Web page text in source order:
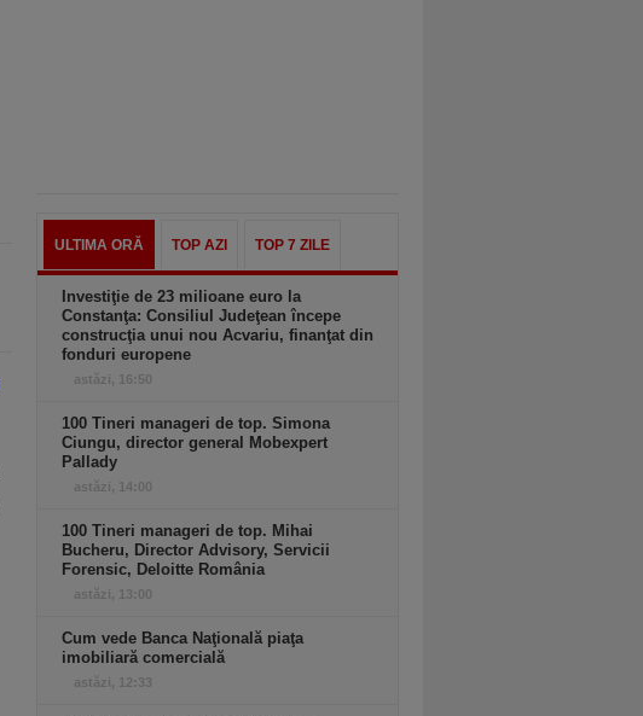
ULTIMA ORĂ TOP AZI TOP 7 ZILE
Investiţie de 23 milioane euro la
Constanţa: Consiliul Judeţean începe
construcţia unui nou Acvariu, finanţat din
fonduri europene
astăzi, 16:50
100 Tineri manageri de top. Simona
Ciungu, director general Mobexpert
Pallady
astăzi, 14:00
100 Tineri manageri de top. Mihai
Bucheru, Director Advisory, Servicii
Forensic, Deloitte România
astăzi, 13:00
Cum vede Banca Naţională piaţa
imobiliară comercială
astăzi, 12:33